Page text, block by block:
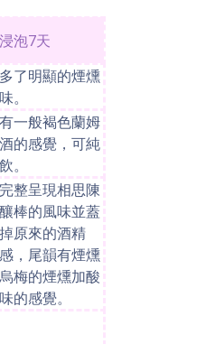
浸泡7天
多了明顯的煙燻
味。
有一般褐色蘭姆
酒的感覺，可純
飲。
完整呈現相思陳
釀棒的風味並蓋
掉原來的酒精
感，尾韻有煙燻
烏梅的煙燻加酸
味的感覺。